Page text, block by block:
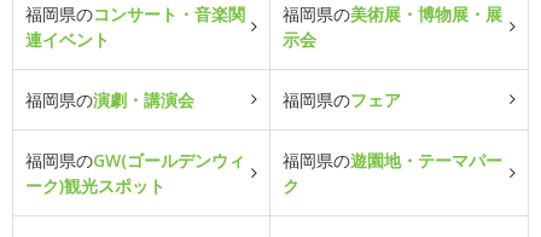
福岡県のコンサート・音楽関
連イベント
福岡県の美術展・博物展・展
示会
福岡県の演劇・講演会 福岡県のフェア
福岡県のGW(ゴールデンウィ
ーク)観光スポット
福岡県の遊園地・テーマパー
ク